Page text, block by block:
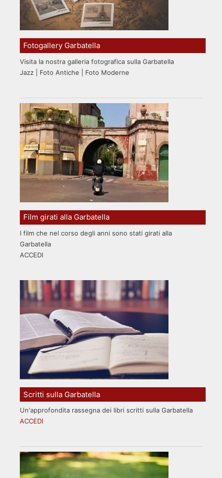
Fotogallery Garbatella
Visita la nostra galleria fotografica sulla Garbatella
Jazz | Foto Antiche | Foto Moderne
Film girati alla Garbatella
I film che nel corso degli anni sono stati girati alla
Garbatella
ACCEDI
Scritti sulla Garbatella
Un'approfondita rassegna dei libri scritti sulla Garbatella
ACCEDI